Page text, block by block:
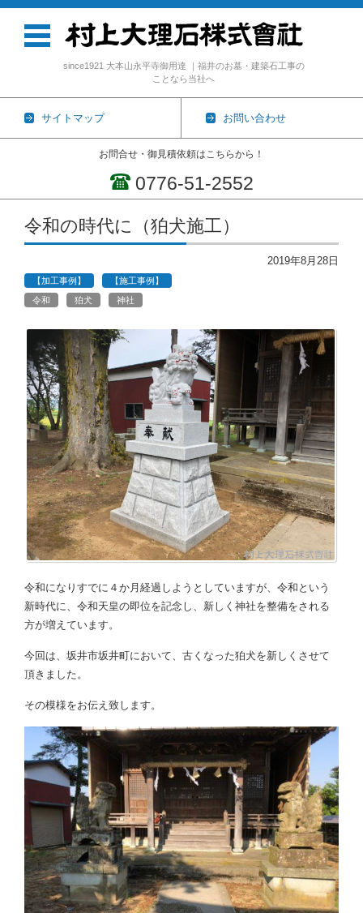
since1921 大本山永平寺御用達 ｜福井のお墓・建築石工事の
ことなら当社へ
サイトマップ お問い合わせ
お問合せ・御見積依頼はこちらから！
0776-51-2552
コンテンツに移動
令和の時代に（狛犬施工）
2019年8月28日
【加工事例】
【施工事例】
令和
狛犬 神社
令和になりすでに４か月経過しようとしていますが、令和という
新時代に、令和天皇の即位を記念し、新しく神社を整備をされる
方が増えています。
今回は、坂井市坂井町において、古くなった狛犬を新しくさせて
頂きました。
その模様をお伝え致します。